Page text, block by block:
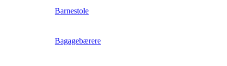
Barnestole
Bagagebærere